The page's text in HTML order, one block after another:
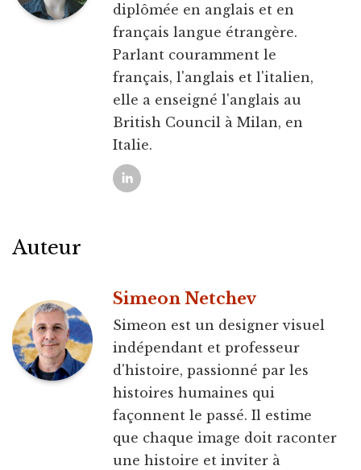
diplômée en anglais et en
français langue étrangère.
Parlant couramment le
français, l'anglais et l'italien,
elle a enseigné l'anglais au
British Council à Milan, en
Italie.
Auteur
Simeon Netchev
Simeon est un designer visuel
indépendant et professeur
d'histoire, passionné par les
histoires humaines qui
façonnent le passé. Il estime
que chaque image doit raconter
une histoire et inviter à